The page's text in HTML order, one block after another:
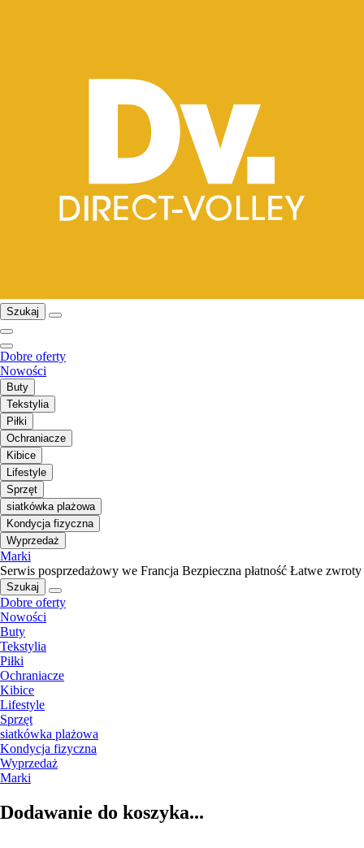
Szukaj
Dobre oferty
Nowości
Buty
Tekstylia
Piłki
Ochraniacze
Kibice
Lifestyle
Sprzęt
siatkówka plażowa
Kondycja fizyczna
Wyprzedaż
Marki
Serwis posprzedażowy we Francja Bezpieczna płatność Łatwe zwroty
Szukaj
Dobre oferty
Nowości
Buty
Tekstylia
Piłki
Ochraniacze
Kibice
Lifestyle
Sprzęt
siatkówka plażowa
Kondycja fizyczna
Wyprzedaż
Marki
Dodawanie do koszyka...